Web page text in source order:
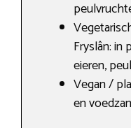
Fryslân: in
eieren,
Vegan /
en